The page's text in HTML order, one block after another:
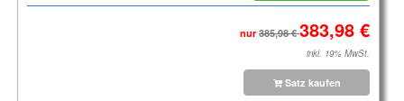
nur
inkl. 19% MwSt.
Satz kaufen